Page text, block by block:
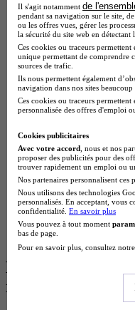
BTS Dietetique en
BTS Mco en
BTS Pi en alternance
BTS Sp3s en
Master CCA en
BTS Ndrc en
BTS Sam en
Cap Fleuriste en
BTS Sio en alternance
BTS Gpme en
Cap Electricien en
BTS Gpn en
BTS Domotique en
BAC Pro Agora en
BTS Sta en alternance
BTS Iris en alternance
BTS Tpl en alternance
BTS Ati en alternance
Les diplômes par
recherchés
Il s'agit notamment de
pendant sa navigation sur le site,
ou les offres vues, gérer les
la sécurité du site web en
Ces cookies ou traceurs
unique permettant de comprendre
sources de trafic.
Ils nous permettent également
navigation dans nos sites
Ces cookies ou traceurs
personnalisée des offres d'emploi
Cookies publicitaires
Avec votre accord , nous et nos
proposer des publicités pour des
trouver rapidement un emploi ou
Nos partenaires personnalisent
Nous utilisons des technologies
personnalisés. En acceptant, vous
confidentialité. En savoir plus
Vous pouvez à tout moment
bas de page.
Pour en savoir plus, consultez notre